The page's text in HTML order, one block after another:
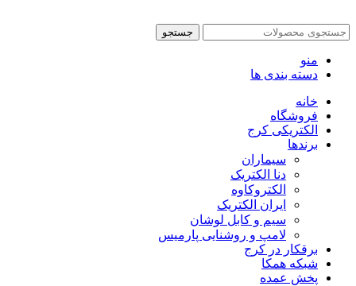
جستجو
منو
دسته بندی ها
خانه
فروشگاه
الکتریکی کرج
برندها
سیماران
دنا الکتریک
الکتروکاوه
ایران الکتریک
سیم و کابل لوشان
لامپ و روشنایی پارمیس
برقکار در کرج
شبکه همکا
پخش عمده